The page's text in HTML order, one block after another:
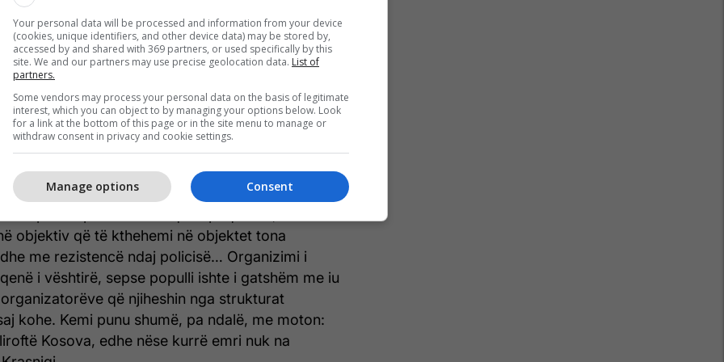
kemi vlu emër, sepse nuk kemi qenë të interesuar
me lanë një vepër, një gjurmë historike për brezat
këtu shkruan: "Mbrojtja e shkollës shqipe,
këshilli organizativ", e jo emër…Unë jam
situatë e rëndë, pushtim nga Serbia kudo.
të gjithëve, helmimet e nxënësve, vrasjet e
suprimim i autonomisë, burgosje, rrahje,
shqipe. E domosdoshme natyrisht,
me moton "Mbrojtja e shkollës shqipe", në
serb pat thonë se "shqiptarët janë futë në
e parë e protestës ka qenë paqësore, ndërsa
objektiv që të kthehemi në objektet tona
me rezistencë ndaj policisë… Organizimi i
i vështirë, sepse populli ishte i gatshëm me iu
që njiheshin nga strukturat
kohe. Kemi punu shumë, pa ndalë, me moton:
Kosova, edhe nëse kurrë emri nuk na
Your personal data will be processed and information from your device
(cookies, unique identifiers, and other device data) may be stored by,
accessed by and shared with 369 partners, or used specifically by this
site. We and our partners may use precise geolocation data. List of
partners.
Some vendors may process your personal data on the basis of legitimate
interest, which you can object to by managing your options below. Look
for a link at the bottom of this page or in the site menu to manage or
withdraw consent in privacy and cookie settings.
Consent
Manage options